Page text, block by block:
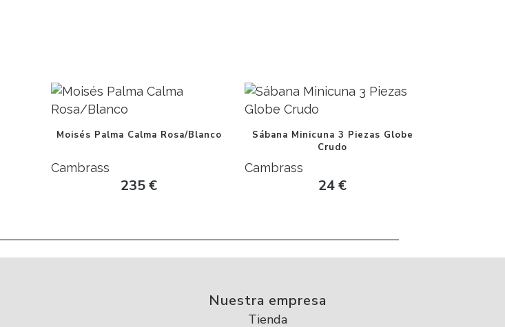
Moisés Palma Calma Rosa/Blanco
Cambrass
235€
Sábana Minicuna 3 Piezas Globe
Crudo
Cambrass
24€
Nuestra empresa
Tienda